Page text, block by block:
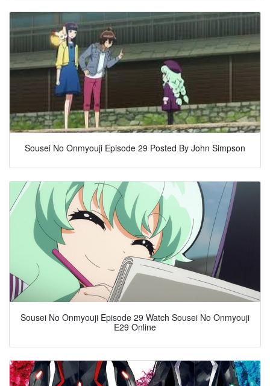
Sousei No Onmyouji Episode 29 Posted By John Simpson
Sousei No Onmyouji Episode 29 Watch Sousei No Onmyouji
E29 Online